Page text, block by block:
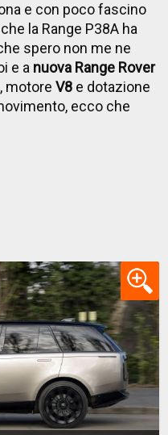
e con poco fascino
la Range P38A ha
spero non me ne
e a nuova Range Rover
, motoreV8 e dotazione
ecco che